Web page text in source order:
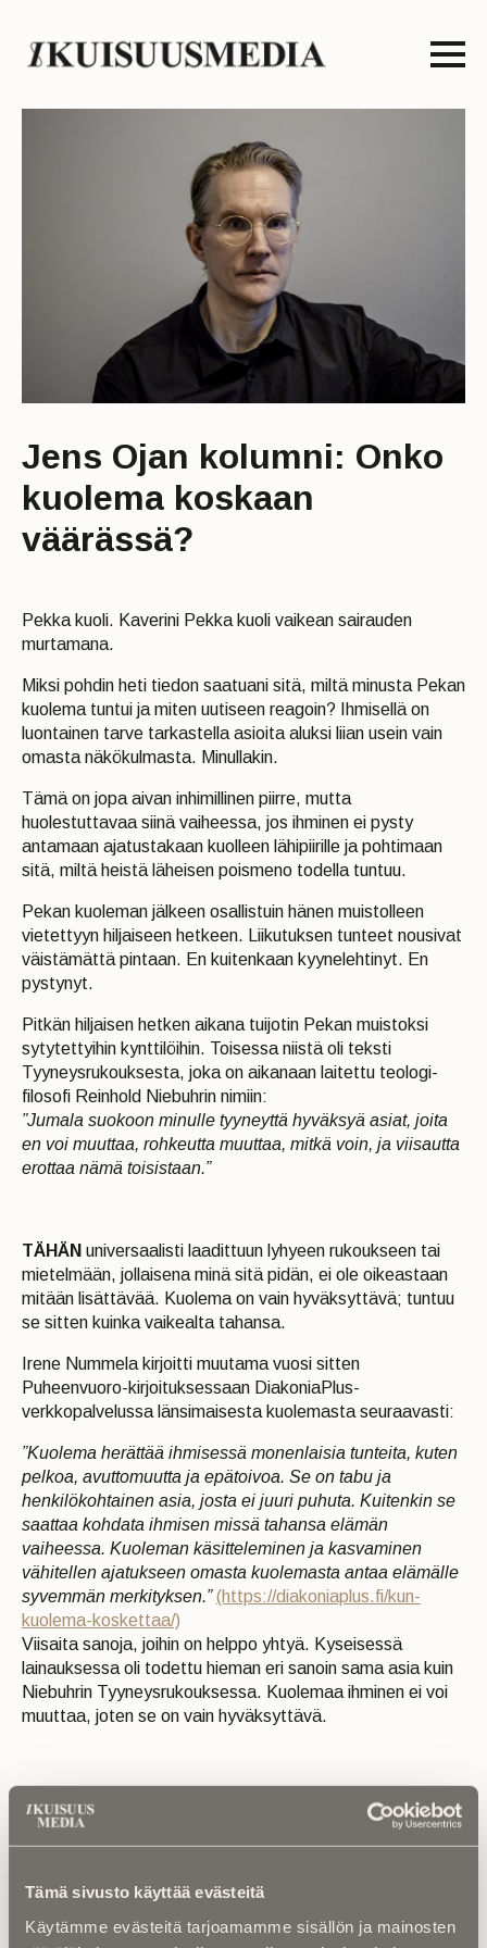
Tämä sivusto käyttää evästeitä
Käytämme evästeitä tarjoamamme sisällön ja mainosten
Jens Ojan kolumni: Onko
kuolema koskaan
väärässä?
Pekka kuoli. Kaverini Pekka kuoli vaikean sairauden
murtamana.
Miksi pohdin heti tiedon saatuani sitä, miltä minusta Pekan
kuolema tuntui ja miten uutiseen reagoin? Ihmisellä on
luontainen tarve tarkastella asioita aluksi liian usein vain
omasta näkökulmasta. Minullakin.
Tämä on jopa aivan inhimillinen piirre, mutta
huolestuttavaa siinä vaiheessa, jos ihminen ei pysty
antamaan ajatustakaan kuolleen lähipiirille ja pohtimaan
sitä, miltä heistä läheisen poismeno todella tuntuu.
Pekan kuoleman jälkeen osallistuin hänen muistolleen
vietettyyn hiljaiseen hetkeen. Liikutuksen tunteet nousivat
väistämättä pintaan. En kuitenkaan kyynelehtinyt. En
pystynyt.
Pitkän hiljaisen hetken aikana tuijotin Pekan muistoksi
sytytettyihin kynttilöihin. Toisessa niistä oli teksti
Tyyneysrukouksesta, joka on aikanaan laitettu teologi-
filosofi Reinhold Niebuhrin nimiin:
”Jumala suokoon minulle tyyneyttä hyväksyä asiat, joita
en voi muuttaa, rohkeutta muuttaa, mitkä voin, ja viisautta
erottaa nämä toisistaan.”
TÄHÄN universaalisti laadittuun lyhyeen rukoukseen tai
mietelmään, jollaisena minä sitä pidän, ei ole oikeastaan
mitään lisättävää. Kuolema on vain hyväksyttävä; tuntuu
se sitten kuinka vaikealta tahansa.
Irene Nummela kirjoitti muutama vuosi sitten
Puheenvuoro-kirjoituksessaan DiakoniaPlus-
verkkopalvelussa länsimaisesta kuolemasta seuraavasti:
”Kuolema herättää ihmisessä monenlaisia tunteita, kuten
pelkoa, avuttomuutta ja epätoivoa. Se on tabu ja
henkilökohtainen asia, josta ei juuri puhuta. Kuitenkin se
saattaa kohdata ihmisen missä tahansa elämän
vaiheessa. Kuoleman käsitteleminen ja kasvaminen
vähitellen ajatukseen omasta kuolemasta antaa elämälle
syvemmän merkityksen.” (https://diakoniaplus.fi/kun-
kuolema-koskettaa/)
Viisaita sanoja, joihin on helppo yhtyä. Kyseisessä
lainauksessa oli todettu hieman eri sanoin sama asia kuin
Niebuhrin Tyyneysrukouksessa. Kuolemaa ihminen ei voi
muuttaa, joten se on vain hyväksyttävä.
Ari Huusela on useissa eri
yhteyksissä todennut, että ”Meri on aina oikeassa”. Tällä
perin yksinkertaisella, mutta viisaalla lausahduksella
rajallisuuteen luonnonvoimien armoilla.
Meri, kuten kuolemakin, toimii omien lakien mukaan. Sitä